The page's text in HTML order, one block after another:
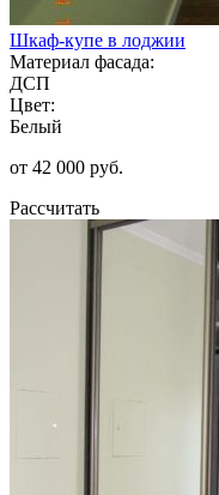
Шкаф-купе в лоджии
Материал фасада:
ДСП
Цвет:
Белый
от 42 000 руб.
Рассчитать